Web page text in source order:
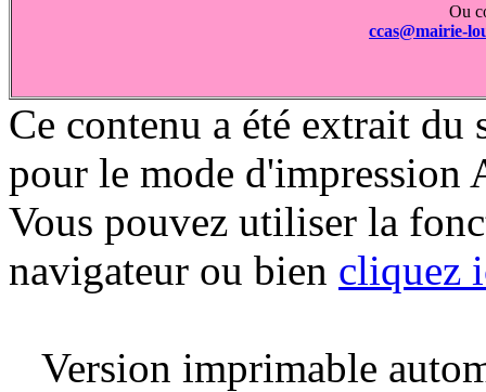
Ou
ccas@mairie-
Ce contenu a été extrait
pour le mode d'impression
Vous pouvez utiliser la
navigateur ou bien cliquez
Version imprimable